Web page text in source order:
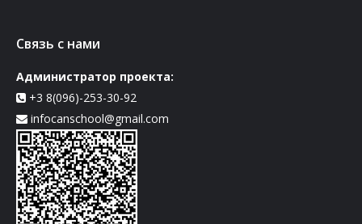
Связь с нами
Администратор проекта:
+3 8(096)-253-30-92
infocanschool@gmail.com